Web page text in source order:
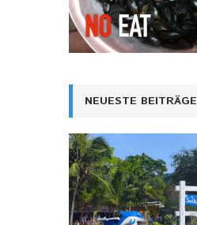
NEUESTE BEITRÄGE